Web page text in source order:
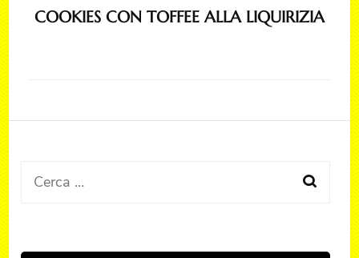
COOKIES CON TOFFEE ALLA LIQUIRIZIA
Ricerca